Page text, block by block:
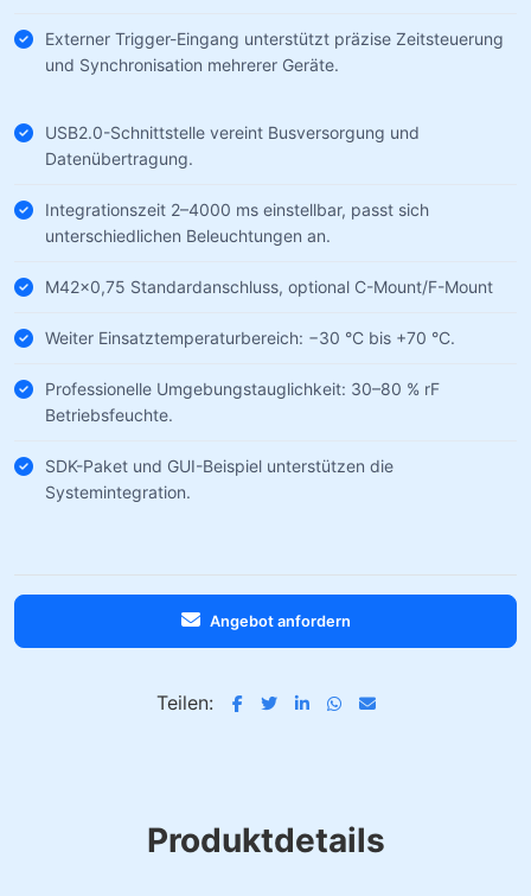
Externer Trigger-Eingang unterstützt präzise Zeitsteuerung
und Synchronisation mehrerer Geräte.
USB2.0-Schnittstelle vereint Busversorgung und
Datenübertragung.
Integrationszeit 2–4000 ms einstellbar, passt sich
unterschiedlichen Beleuchtungen an.
M42×0,75 Standardanschluss, optional C-Mount/F-Mount
Weiter Einsatztemperaturbereich: −30 °C bis +70 °C.
Professionelle Umgebungstauglichkeit: 30–80 % rF
Betriebsfeuchte.
SDK-Paket und GUI-Beispiel unterstützen die
Systemintegration.
Angebot anfordern
Teilen:
Produktdetails